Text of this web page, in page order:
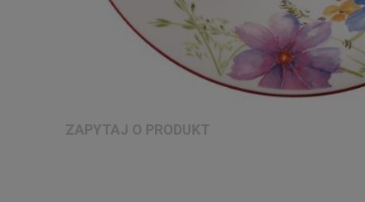
ZAPYTAJ O PRODUKT